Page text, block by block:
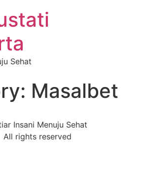
Sehat
Masalbet
Insani Menuju Sehat
All rights reserved